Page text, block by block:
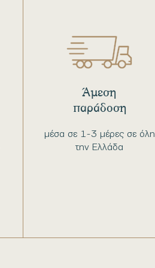
μέσα σε 1-3 μέρες σε όλη
την Ελλάδα
Άμεση
παράδοση